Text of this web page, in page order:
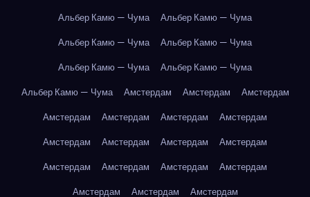
Альбер Камю — Чума
Альбер Камю — Чума
Альбер Камю — Чума
Альбер Камю — Чума
Альбер Камю — Чума
Альбер Камю — Чума
Альбер Камю — Чума
Амстердам Амстердам
Амстердам
Амстердам
Амстердам Амстердам
Амстердам
Амстердам
Амстердам Амстердам
Амстердам
Амстердам
Амстердам Амстердам
Амстердам
Амстердам
Амстердам
Амстердам